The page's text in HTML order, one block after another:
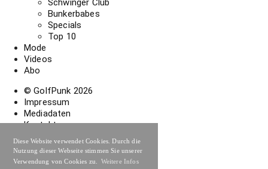
Diese Website verwendet Cookies. Durch die
Nutzung dieser Webseite stimmen Sie unserer
Verwendung von Cookies zu.
Weitere Infos
Schwinger Club
Bunkerbabes
Specials
Top 10
Mode
Videos
Abo
© GolfPunk 2026
Impressum
Mediadaten
Kontakt
Abonnement widerrufen
Datenschutzerklärung